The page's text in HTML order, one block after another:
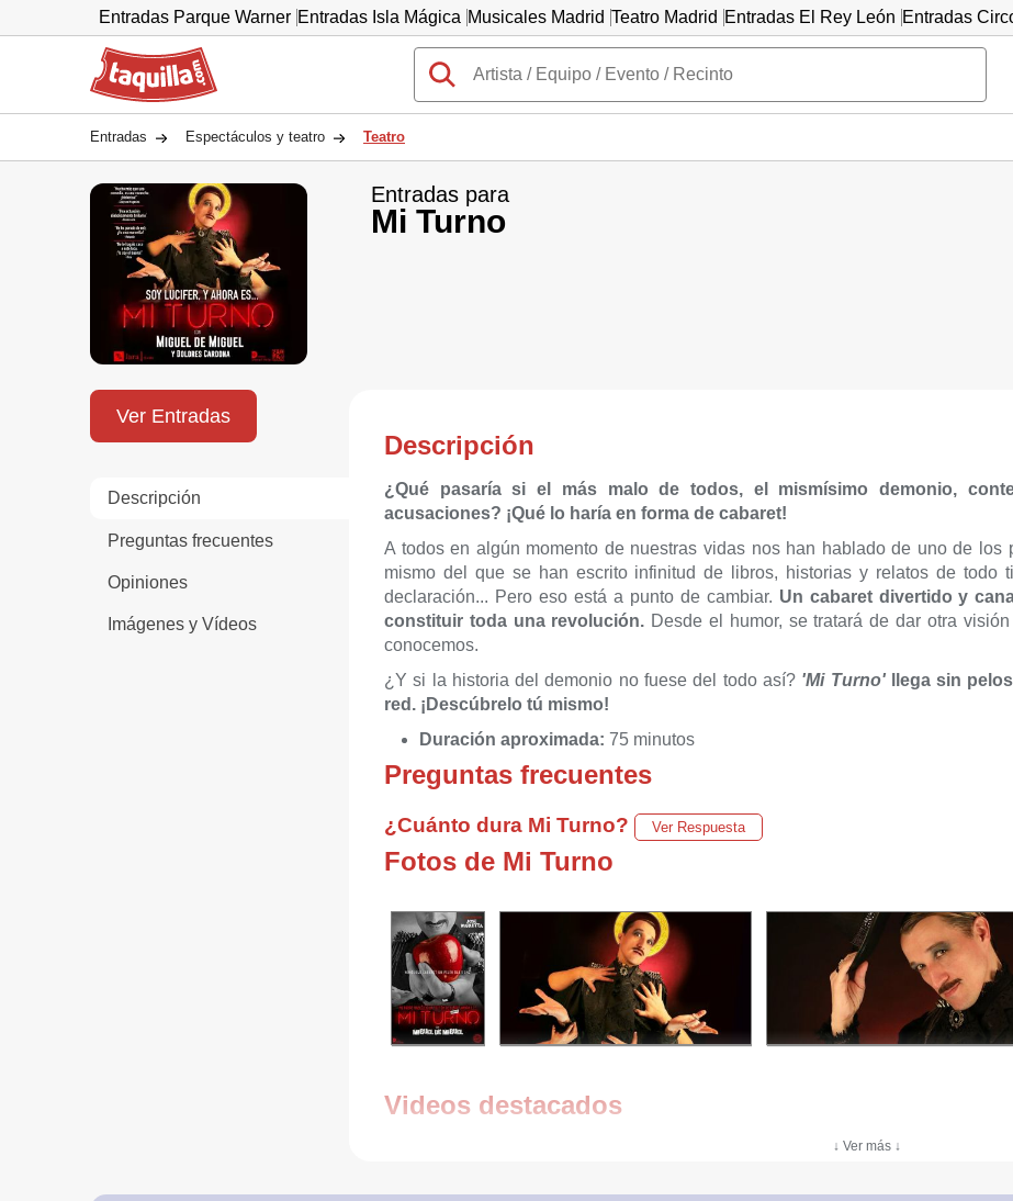
Entradas Parque Warner Entradas Isla Mágica Musicales Madrid Teatro Madrid Entradas El Rey León Entradas
Taquilla.com
Entradas Espectáculos y teatro Teatro
Entradas para
Mi Turno
Ver Entradas
Descripción
Preguntas frecuentes
Opiniones
Imágenes y Vídeos
Descripción
¿Qué pasaría si el más malo de todos, el mismísimo demonio,
acusaciones? ¡Qué lo haría en forma de cabaret!
A todos en algún momento de nuestras vidas nos han hablado de uno de los
mismo del que se han escrito infinitud de libros, historias y relatos de todo
declaración... Pero eso está a punto de cambiar. Un cabaret divertido y
constituir toda una revolución. Desde el humor, se tratará de dar otra
conocemos.
¿Y si la historia del demonio no fuese del todo así? 'Mi Turno'llega sin
red. ¡Descúbrelo tú mismo!
Duración aproximada: 75 minutos
↓ Ver más ↓
Preguntas frecuentes
¿Cuánto dura Mi Turno? Ver Respuesta
Fotos de Mi Turno
Videos destacados